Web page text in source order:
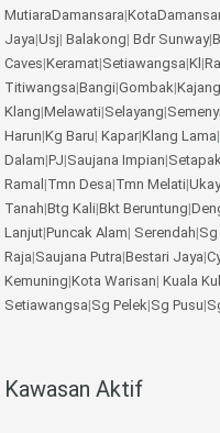
MutiaraDamansara|
Jaya|Usj| Balakong| Bdr Sunway|
Caves|Keramat|Setiawangsa|Kl |
Titiwangsa|Bangi|Gombak|Kajang
Klang|Melawati|Selayang|
Harun|Kg Baru| Kapar|Klang Lama|
Dalam|PJ|Saujana Impian|
Ramal |Tmn Desa|Tmn Melati|
Tanah|Btg Kali|Bkt Beruntung|
Lanjut|Puncak Alam| Serendah|Sg
Raja|Saujana Putra|Bestari Jaya|
Kemuning|Kota Warisan| Kuala
Setiawangsa|Sg Pelek|Sg Pusu|
Kawasan Aktif